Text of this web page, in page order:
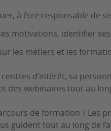
à être responsable de
motivations, identifier
les métiers et les
d’intérêt, sa
des webinaires tout au
de formation ? Les
guident tout au long de